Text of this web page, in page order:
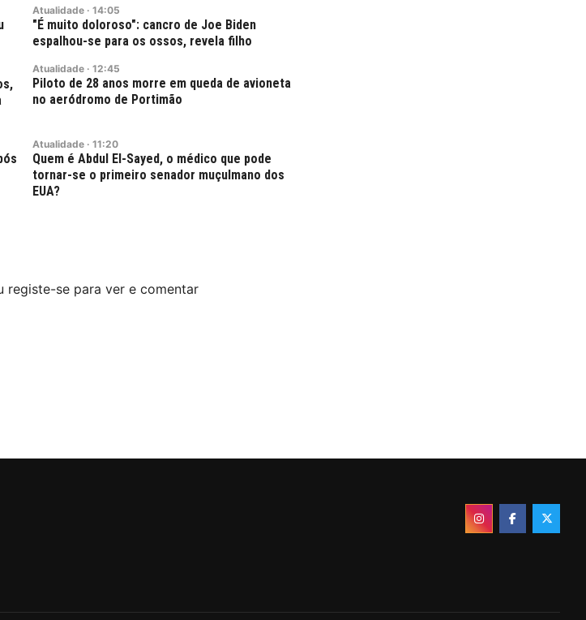
Atualidade · 14:05
"É muito doloroso": cancro de Joe Biden
espalhou-se para os ossos, revela filho
Atualidade · 12:45
Piloto de 28 anos morre em queda de avioneta
no aeródromo de Portimão
Atualidade · 11:20
Quem é Abdul El-Sayed, o médico que pode
tornar-se o primeiro senador muçulmano dos
EUA?
registe-se para ver e comentar